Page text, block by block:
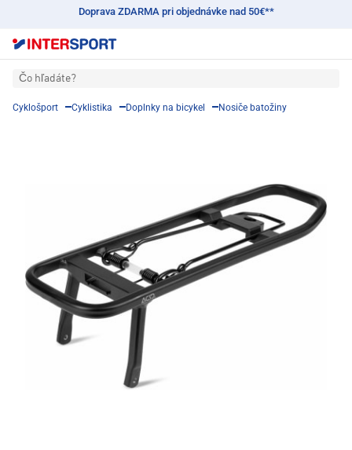
Doprava ZDARMA pri objednávke nad 50€**
Čo hľadáte?
Cyklošport Cyklistika Doplnky na bicykel Nosiče batožiny